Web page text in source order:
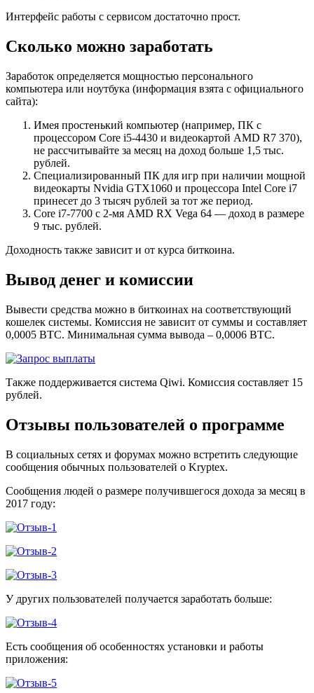
Интерфейс работы с сервисом достаточно прост.
Сколько можно заработать
Заработок определяется мощностью персонального
компьютера или ноутбука (информация взята с официального
сайта):
Имея простенький компьютер (например, ПК с
процессором Core i5-4430 и видеокартой AMD R7 370),
не рассчитывайте за месяц на доход больше 1,5 тыс.
рублей.
Специализированный ПК для игр при наличии мощной
видеокарты Nvidia GTX1060 и процессора Intel Core i7
принесет до 3 тысяч рублей за тот же период.
Core i7-7700 с 2-мя AMD RX Vega 64 — доход в размере
9 тыс. рублей.
Доходность также зависит и от курса биткоина.
Вывод денег и комиссии
Вывести средства можно в биткоинах на соответствующий
кошелек системы. Комиссия не зависит от суммы и составляет
0,0005 BTC. Минимальная сумма вывода – 0,0006 BTC.
Также поддерживается система Qiwi. Комиссия составляет 15
рублей.
Отзывы пользователей о программе
В социальных сетях и форумах можно встретить следующие
сообщения обычных пользователей о Kryptex.
Сообщения людей о размере получившегося дохода за месяц в
2017 году:
У других пользователей получается заработать больше:
Есть сообщения об особенностях установки и работы
приложения: